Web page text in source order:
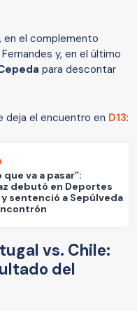
en el complemento
y, en el último
para descontar
deja el encuentro en D13:
que va a pasar”:
debutó en Deportes
sentenció a Sepúlveda
vs. Chile:
del